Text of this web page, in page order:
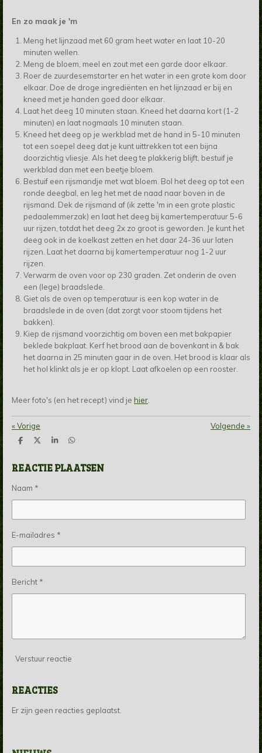
En zo maak je 'm
Meng het lijnzaad met 60 gram heet water en laat 10-20
minuten wellen.
Meng de bloem, meel en zout met een garde door elkaar.
Roer de zuurdesemstarter en het water in een grote kom door
elkaar. Doe de droge ingrediënten en het lijnzaad er bij en
kneed met je handen goed door elkaar.
Laat het deeg 10 minuten staan. Kneed het daarna kort (1-2
minuten) en laat nogmaals 10 minuten staan.
Kneed het deeg op je werkblad met de hand in 5-10 minuten
tot een soepel deeg dat je kunt uittrekken tot een bijna
doorzichtig vliesje. Als het deeg te plakkerig blijft, bestuif je
werkblad dan met een beetje bloem.
Bestuif een rijsmandje met wat bloem. Bol het deeg op tot een
ronde deegbal, en leg het met de naad naar boven in de
rijsmand. Dek de rijsmand af (ik zette 'm in een grote plastic
pedaalemmerzak) en laat het deeg bij kamertemperatuur 5-6
uur rijzen, totdat het deeg 2x zo groot is geworden. Je kunt het
deeg ook in de koelkast zetten en het daar 24-36 uur laten
rijzen. Laat het daarna bij kamertemperatuur nog 1-2 uur
rijzen.
Verwarm de oven voor op 230 graden. Zet onderin de oven
een (lege) braadslede.
Giet als de oven op temperatuur is een kop water in de
braadslede in de oven (dat zorgt voor stoom tijdens het
bakken).
Kiep de rijsmand voorzichtig om boven een met bakpapier
beklede bakplaat. Kerf het brood aan de bovenkant in & bak
het daarna in 25 minuten gaar in de oven. Het brood is klaar als
het hol klinkt als je er op klopt. Laat afkoelen op een rooster.
Meer foto's (en het recept) vind je hier.
«Vorige Volgende »
D
e
n
D
l
S
r
e
D
e
n
REACTIE PLAATSEN
Naam *
E-mailadres *
Bericht *
Verstuur reactie
REACTIES
Er zijn geen reacties geplaatst.